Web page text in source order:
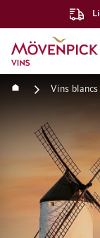
Aller à la page d'accueil
Accueil Vins blancs